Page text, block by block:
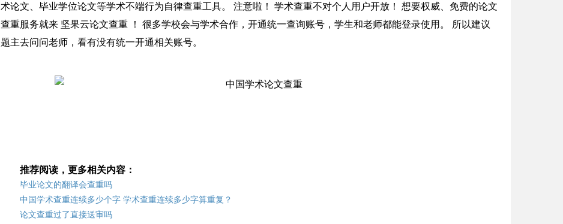
术论文、毕业学位论文等学术不端行为自律查重工具。 注意啦！ 学术查重不对个人用户开放！ 想要权威、免费的论文
查重服务就来 坚果云论文查重 ！ 很多学校会与学术合作，开通统一查询账号，学生和老师都能登录使用。 所以建议
题主去问问老师，看有没有统一开通相关账号。
推荐阅读，更多相关内容：
毕业论文的翻译会查重吗
中国学术查重连续多少个字 学术查重连续多少字算重复？
论文查重过了直接送审吗